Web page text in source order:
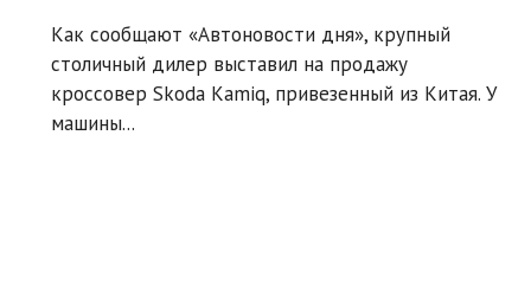
Как сообщают «Автоновости дня», крупный
столичный дилер выставил на продажу
кроссовер Skoda Kamiq, привезенный из Китая. У
машины...